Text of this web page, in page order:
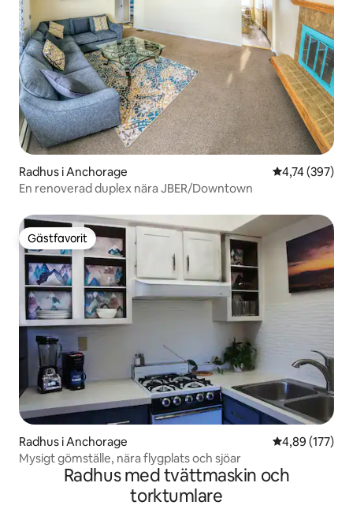
Radhus i Anchorage 4,74 av 5 i
4,74 (397)
En renoverad duplex nära JBER/Downtown
Gästfavorit
Gästfavorit
Radhus i Anchorage 4,89 av 5 i
4,89 (177)
Mysigt gömställe, nära flygplats och sjöar
Radhus med tvättmaskin och
torktumlare